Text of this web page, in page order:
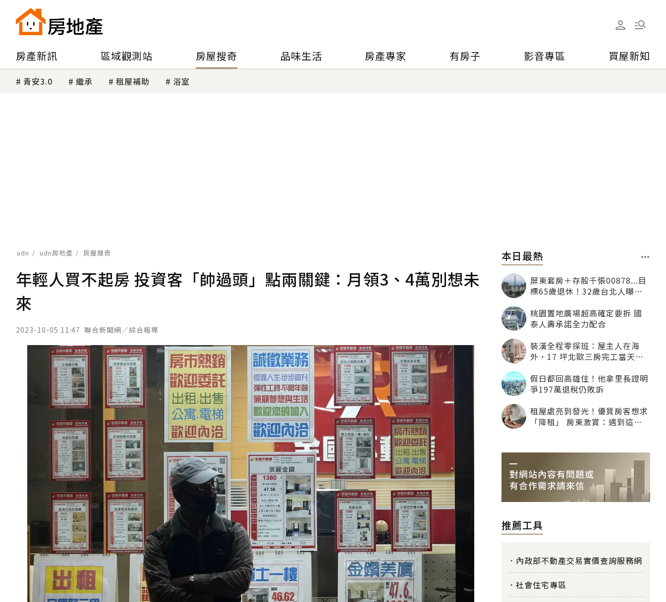
房產新訊 區域觀測站 房屋搜奇 品味生活 房產專家 有房子 影音專區 買屋新知
青安3.0 繼承 租屋補助 浴室
udn udn房地產 房屋搜奇
年輕人買不起房 投資客「帥過頭」點兩關鍵：月領3、4萬別想未
來
2023-10-05 11:47 聯合新聞網／綜合報導
本日最熱
屏東套房＋存股千張00878...目
標65歲退休！32歲台北人曝：
桃園置地廣場超高確定要拆 國
泰人壽承諾全力配合
裝潢全程零探班：屋主人在海
外，17 坪北歐三房完工當天才
假日都回高雄住！他拿里長證明
爭197萬退稅仍敗訴
租屋處亮到發光！優質房客想求
「降租」 房東激賞：遇到這種
推薦工具
內政部不動產交易實價查詢服務網
社會住宅專區